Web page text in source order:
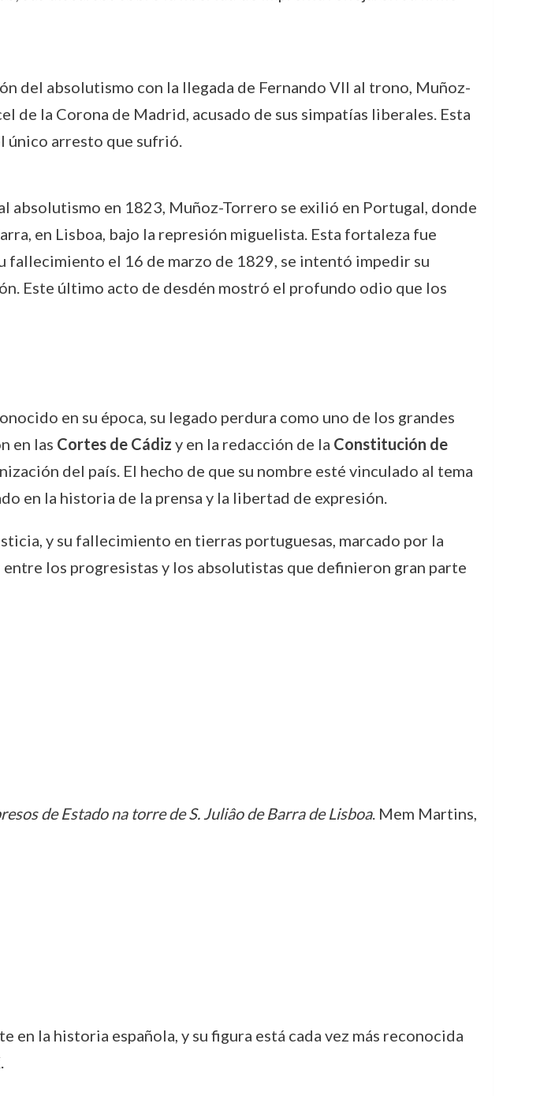
del absolutismo con la llegada de Fernando VII al trono, Muñoz-
de la Corona de Madrid, acusado de sus simpatías liberales. Esta
único arresto que sufrió.
absolutismo en 1823, Muñoz-Torrero se exilió en Portugal, donde
en Lisboa, bajo la represión miguelista. Esta fortaleza fue
fallecimiento el 16 de marzo de 1829, se intentó impedir su
Este último acto de desdén mostró el profundo odio que los
en su época, su legado perdura como uno de los grandes
en las Cortes de Cádiz y en la redacción de la Constitución de
del país. El hecho de que su nombre esté vinculado al tema
en la historia de la prensa y la libertad de expresión.
y su fallecimiento en tierras portuguesas, marcado por la
los progresistas y los absolutistas que definieron gran parte
de Estado na torre de S. Juliâo de Barra de Lisboa. Mem Martins,
la historia española, y su figura está cada vez más reconocida